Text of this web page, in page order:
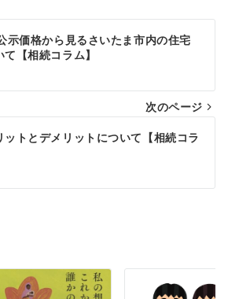
示価格から見るさいたま市内の住宅
【相続コラム】
次のページ
トとデメリットについて【相続コラ